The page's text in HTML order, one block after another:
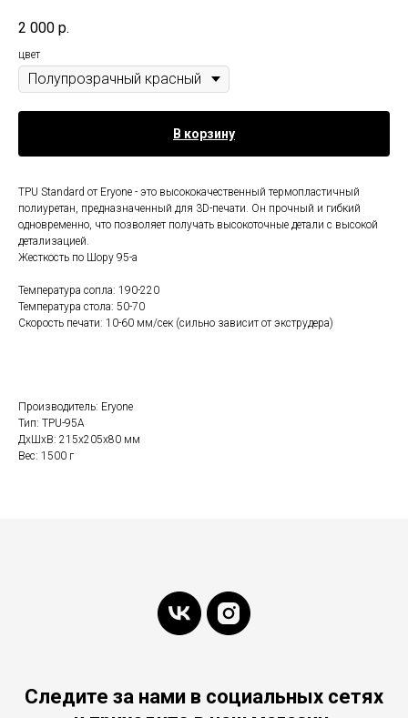
2 000 р.
цвет
В корзину
TPU Standard от Eryone - это высококачественный термопластичный
полиуретан, предназначенный для 3D-печати. Он прочный и гибкий
одновременно, что позволяет получать высокоточные детали с высокой
детализацией.
Жесткость по Шору 95-а
Температура сопла: 190-220
Температура стола: 50-70
Скорость печати: 10-60 мм/сек (сильно зависит от экструдера)
Производитель: Eryone
Тип: TPU-95A
ДxШxВ: 215x205x80 мм
Вес: 1500 г
Следите за нами в социальных сетях